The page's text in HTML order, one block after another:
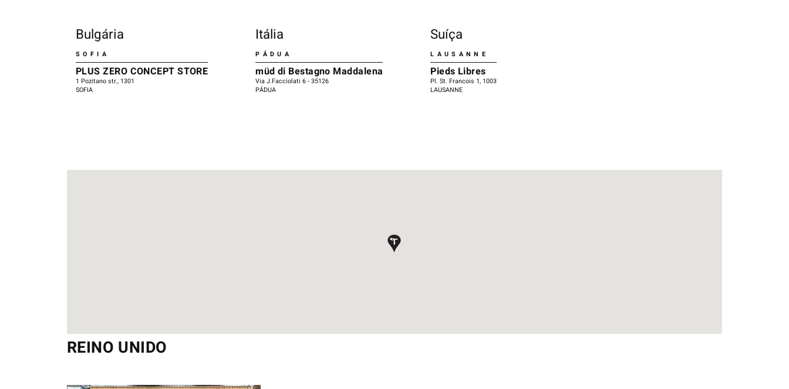
Bulgária
SOFIA
PLUS ZERO CONCEPT STORE
1 Pozitano str., 1301
SOFIA
Itália
PÁDUA
müd di Bestagno Maddalena
Via J.Facciolati 6 - 35126
PÁDUA
Suíça
LAUSANNE
Pieds Libres
Pl. St. Francois 1, 1003
LAUSANNE
REINO UNIDO